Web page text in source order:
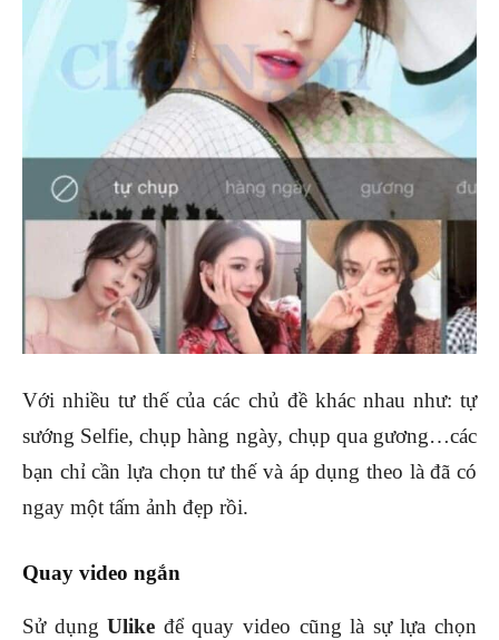
Với nhiều tư thế của các chủ đề khác nhau như: tự
sướng Selfie, chụp hàng ngày, chụp qua gương…các
bạn chỉ cần lựa chọn tư thế và áp dụng theo là đã có
ngay một tấm ảnh đẹp rồi.
Quay video ngắn
Sử dụngUlike để quay video cũng là sự lựa chọn